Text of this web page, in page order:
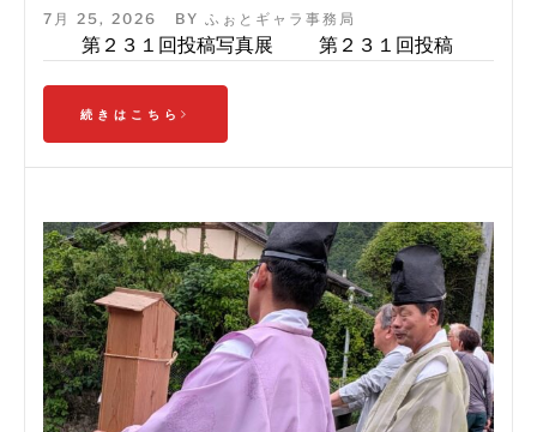
7月 25, 2026 BY ふぉとギャラ事務局
第２３１回投稿写真展 第２３１回投稿
続きはこちら